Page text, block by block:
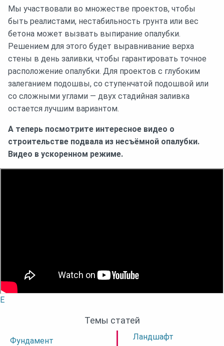
Мы участвовали во множестве проектов, чтобы
быть реалистами, нестабильность грунта или вес
бетона может вызвать выпирание опалубки.
Решением для этого будет выравнивание верха
стены в день заливки, чтобы гарантировать точное
расположение опалубки. Для проектов с глубоким
залеганием подошвы, со ступенчатой подошвой или
со сложными углами — двух стадийная заливка
остается лучшим вариантом.
А теперь посмотрите интересное видео о
строительстве подвала из несъёмной опалубки.
Видео в ускоренном режиме.
E
Темы статей
Фундамент Ландшафт